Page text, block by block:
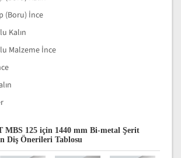
(Boru) İnce
Kalın
Malzeme İnce
125 için 1440 mm Bi-metal Şerit
Diş Önerileri Tablosu